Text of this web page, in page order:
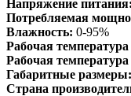
Напряжение питания:
Потребляемая
Влажность: 0-95%
Рабочая
Рабочая
Габаритные размеры:
Страна